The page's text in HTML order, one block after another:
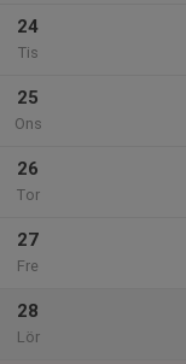
24
Tis
25
Ons
26
Tor
27
Fre
28
Lör